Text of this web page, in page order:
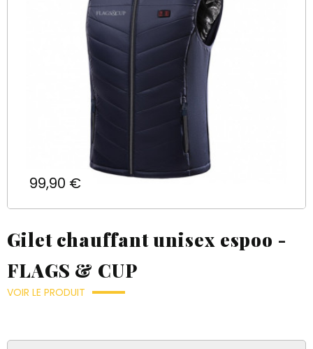
×
Connexion ×
Prix
99,90 €
Gilet chauffant unisex espoo -
FLAGS & CUP
VOIR LE PRODUIT